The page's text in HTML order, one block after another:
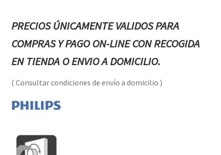
PRECIOS ÚNICAMENTE VALIDOS PARA
COMPRAS Y PAGO ON-LINE CON RECOGIDA
EN TIENDA O ENVIO A DOMICILIO.
( Consultar condiciones de envío a domicilio )